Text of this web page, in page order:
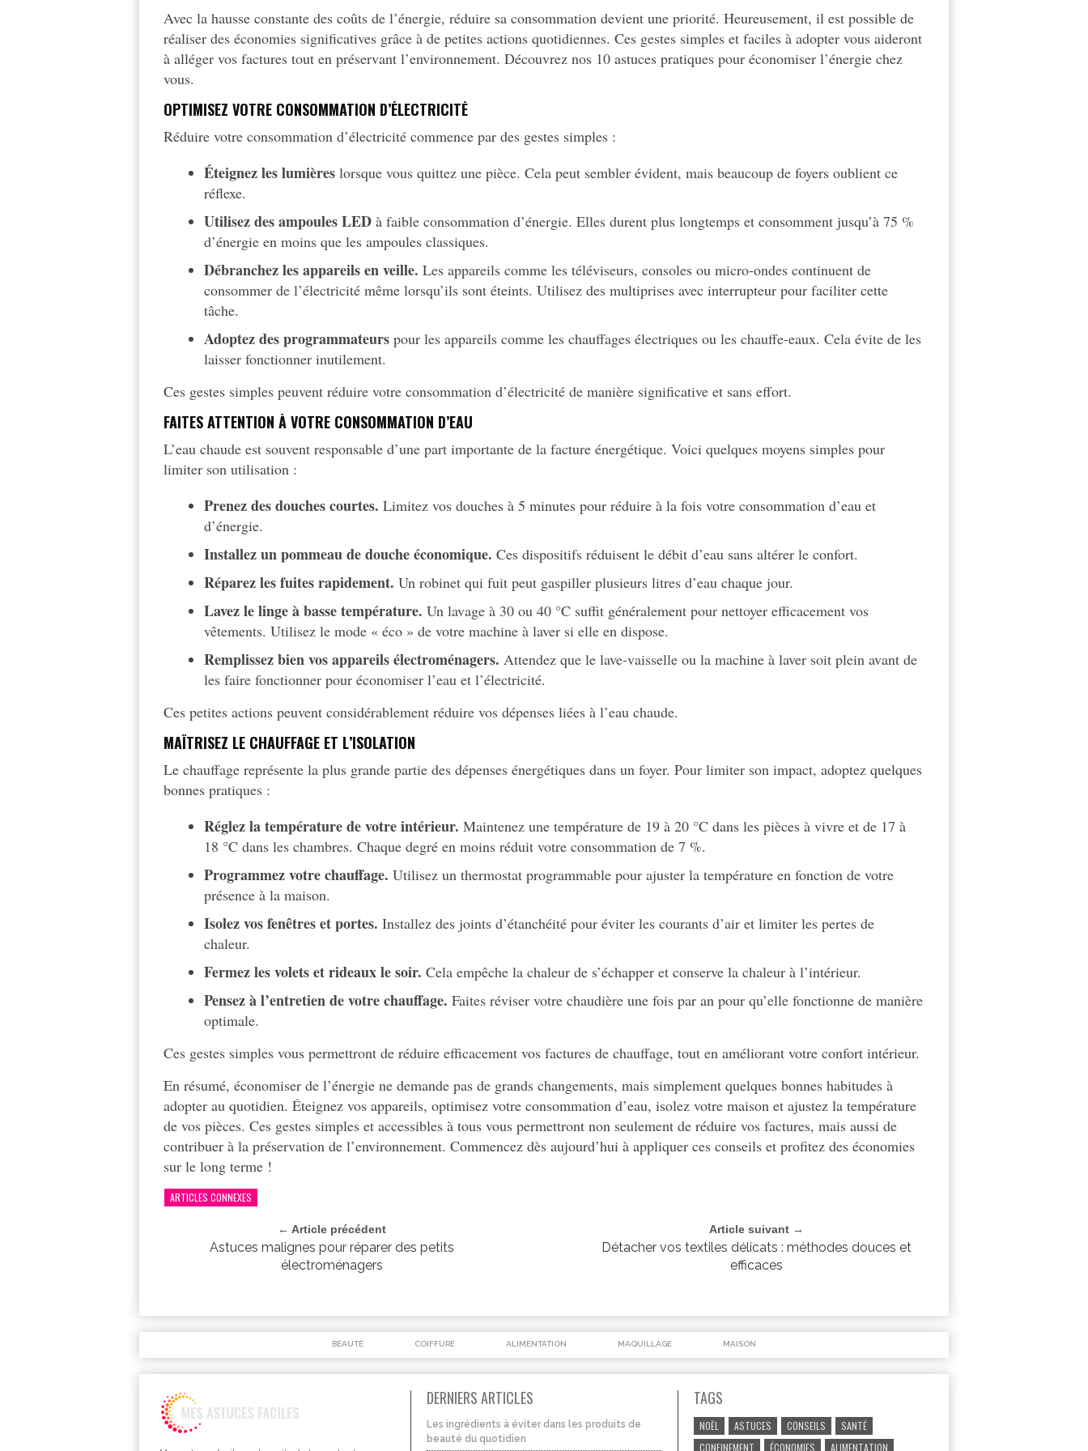
Avec la hausse constante des coûts de l’énergie, réduire sa consommation devient une priorité. Heureusement, il est possible de
réaliser des économies significatives grâce à de petites actions quotidiennes. Ces gestes simples et faciles à adopter vous aideront
à alléger vos factures tout en préservant l’environnement. Découvrez nos 10 astuces pratiques pour économiser l’énergie chez
vous.
OPTIMISEZ VOTRE CONSOMMATION D’ÉLECTRICITÉ
Réduire votre consommation d’électricité commence par des gestes simples :
Éteignez les lumières lorsque vous quittez une pièce. Cela peut sembler évident, mais beaucoup de foyers oublient ce
réflexe.
Utilisez des ampoules LED à faible consommation d’énergie. Elles durent plus longtemps et consomment jusqu’à 75 %
d’énergie en moins que les ampoules classiques.
Débranchez les appareils en veille. Les appareils comme les téléviseurs, consoles ou micro-ondes continuent de
consommer de l’électricité même lorsqu’ils sont éteints. Utilisez des multiprises avec interrupteur pour faciliter cette
tâche.
Adoptez des programmateurs pour les appareils comme les chauffages électriques ou les chauffe-eaux. Cela évite de les
laisser fonctionner inutilement.
Ces gestes simples peuvent réduire votre consommation d’électricité de manière significative et sans effort.
FAITES ATTENTION À VOTRE CONSOMMATION D’EAU
L’eau chaude est souvent responsable d’une part importante de la facture énergétique. Voici quelques moyens simples pour
limiter son utilisation :
Prenez des douches courtes. Limitez vos douches à 5 minutes pour réduire à la fois votre consommation d’eau et
d’énergie.
Installez un pommeau de douche économique. Ces dispositifs réduisent le débit d’eau sans altérer le confort.
Réparez les fuites rapidement. Un robinet qui fuit peut gaspiller plusieurs litres d’eau chaque jour.
Lavez le linge à basse température. Un lavage à 30 ou 40 °C suffit généralement pour nettoyer efficacement vos
vêtements. Utilisez le mode « éco » de votre machine à laver si elle en dispose.
Remplissez bien vos appareils électroménagers. Attendez que le lave-vaisselle ou la machine à laver soit plein avant de
les faire fonctionner pour économiser l’eau et l’électricité.
Ces petites actions peuvent considérablement réduire vos dépenses liées à l’eau chaude.
MAÎTRISEZ LE CHAUFFAGE ET L’ISOLATION
Le chauffage représente la plus grande partie des dépenses énergétiques dans un foyer. Pour limiter son impact, adoptez quelques
bonnes pratiques :
Réglez la température de votre intérieur. Maintenez une température de 19 à 20 °C dans les pièces à vivre et de 17 à
18 °C dans les chambres. Chaque degré en moins réduit votre consommation de 7 %.
Programmez votre chauffage. Utilisez un thermostat programmable pour ajuster la température en fonction de votre
présence à la maison.
Isolez vos fenêtres et portes. Installez des joints d’étanchéité pour éviter les courants d’air et limiter les pertes de
chaleur.
Fermez les volets et rideaux le soir. Cela empêche la chaleur de s’échapper et conserve la chaleur à l’intérieur.
Pensez à l’entretien de votre chauffage. Faites réviser votre chaudière une fois par an pour qu’elle fonctionne de manière
optimale.
Ces gestes simples vous permettront de réduire efficacement vos factures de chauffage, tout en améliorant votre confort intérieur.
En résumé, économiser de l’énergie ne demande pas de grands changements, mais simplement quelques bonnes habitudes à
adopter au quotidien. Éteignez vos appareils, optimisez votre consommation d’eau, isolez votre maison et ajustez la température
de vos pièces. Ces gestes simples et accessibles à tous vous permettront non seulement de réduire vos factures, mais aussi de
contribuer à la préservation de l’environnement. Commencez dès aujourd’hui à appliquer ces conseils et profitez des économies
sur le long terme !
ARTICLES CONNEXES
← Article précédent
Astuces malignes pour réparer des petits
électroménagers
Article suivant →
Détacher vos textiles délicats : méthodes douces et
efficaces
BEAUTÉ COIFFURE ALIMENTATION MAQUILLAGE MAISON
DERNIERS ARTICLES
Les ingrédients à éviter dans les produits de
beauté du quotidien
TAGS
NOËL ASTUCES CONSEILS
SANTÉ
CONFINEMENT
ÉCONOMIES ALIMENTATION